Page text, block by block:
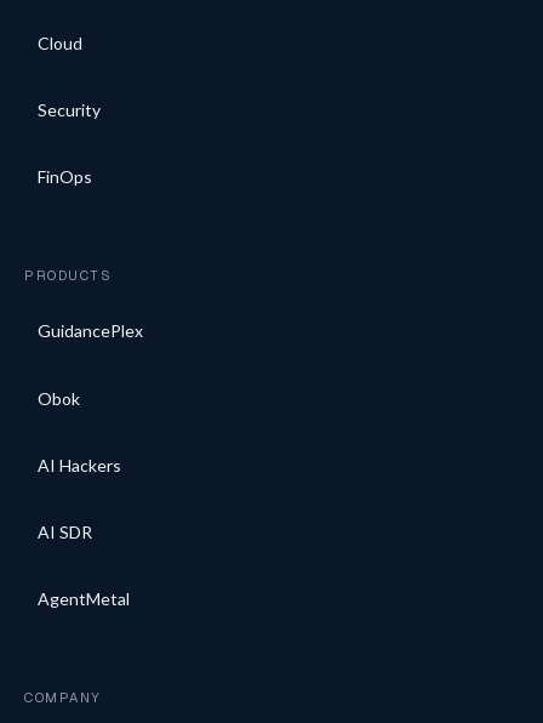
Cloud
Security
FinOps
PRODUCTS
GuidancePlex
Obok
AI Hackers
AI SDR
AgentMetal
COMPANY